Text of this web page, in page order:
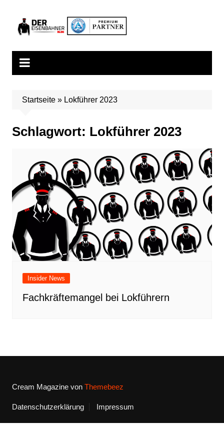
springen
Startseite» Lokführer 2023
Schlagwort: Lokführer 2023
Insider News
Fachkräftemangel bei Lokführern
Cream Magazine von Themebeez
Datenschutzerklärung Impressum